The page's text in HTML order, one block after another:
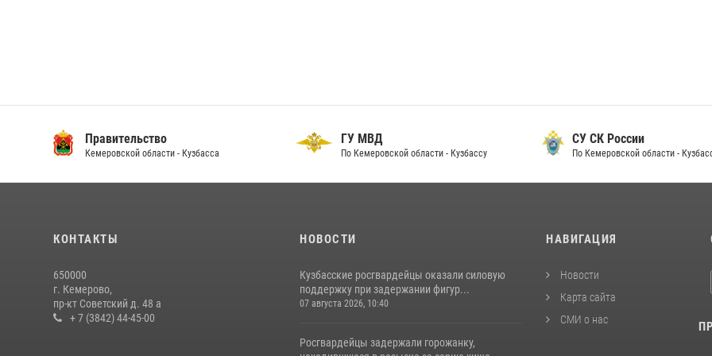
Правительство
Кемеровской области - Кузбасса
ГУ МВД
По Кемеровской области - Кузбассу
СУ СК России
По Кемеровской области -
КОНТАКТЫ
650000
г. Кемерово,
пр-кт Советский д. 48 а
+ 7 (3842) 44-45-00
НОВОСТИ
Кузбасские росгвардейцы оказали силовую
поддержку при задержании фигур...
07 августа 2026, 10:40
Росгвардейцы задержали горожанку,
НАВИГАЦИЯ
Новости
Карта сайта
СМИ о нас